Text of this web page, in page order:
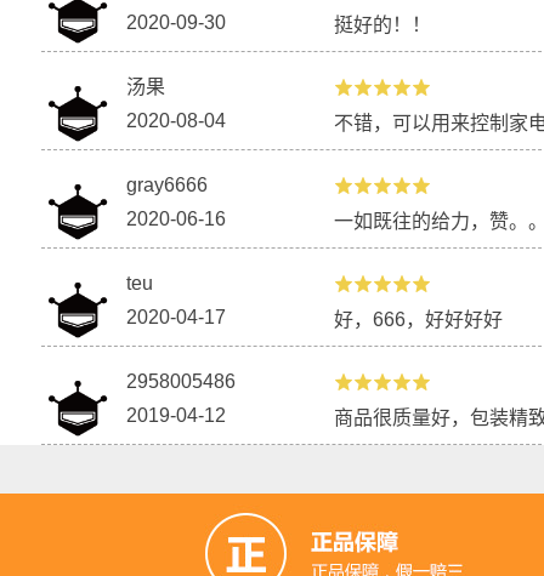
2020-09-30
挺好的！！
汤果
2020-08-04
不错，可以用来控制家
gray6666
2020-06-16
一如既往的给力，赞。
teu
2020-04-17
好，666，好好好好
2958005486
2019-04-12
商品很质量好，包装精